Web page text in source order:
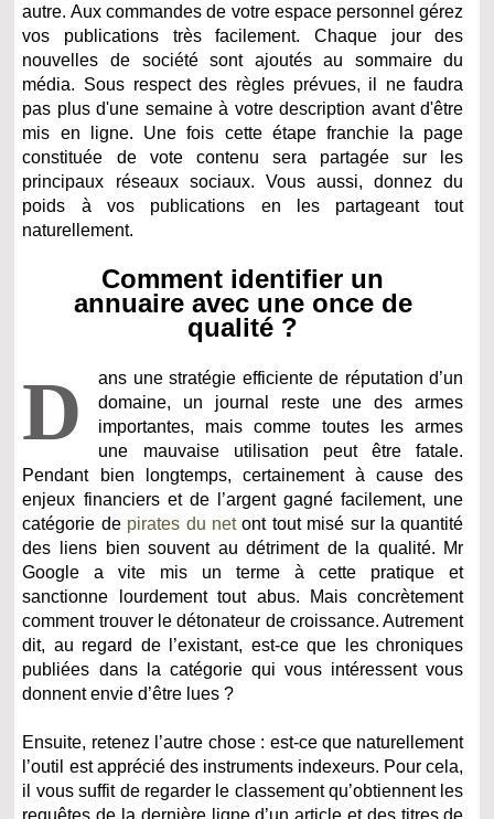
autre. Aux commandes de votre espace personnel gérez
vos publications très facilement. Chaque jour des
nouvelles de société sont ajoutés au sommaire du
média. Sous respect des règles prévues, il ne faudra
pas plus d'une semaine à votre description avant d'être
mis en ligne. Une fois cette étape franchie la page
constituée de vote contenu sera partagée sur les
principaux réseaux sociaux. Vous aussi, donnez du
poids à vos publications en les partageant tout
naturellement.
Comment identifier un
annuaire avec une once de
qualité ?
D
ans une stratégie efficiente de réputation d’un
domaine, un journal reste une des armes
importantes, mais comme toutes les armes
une mauvaise utilisation peut être fatale.
Pendant bien longtemps, certainement à cause des
enjeux financiers et de l’argent gagné facilement, une
catégorie de pirates du netont tout misé sur la quantité
des liens bien souvent au détriment de la qualité. Mr
Google a vite mis un terme à cette pratique et
sanctionne lourdement tout abus. Mais concrètement
comment trouver le détonateur de croissance. Autrement
dit, au regard de l’existant, est-ce que les chroniques
publiées dans la catégorie qui vous intéressent vous
donnent envie d’être lues ?
Ensuite, retenez l’autre chose : est-ce que naturellement
l’outil est apprécié des instruments indexeurs. Pour cela,
il vous suffit de regarder le classement qu’obtiennent les
requêtes de la dernière ligne d’un article et des titres de